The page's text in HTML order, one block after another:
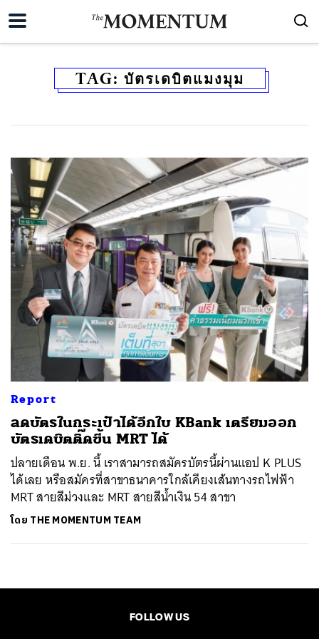
TAG: บัตรเดบิตแมงมุม
Report
ลดบัตรในกระเป๋าได้อีกใบ KBank เตรียมออก
บัตรเดบิตติ๊ดขึ้น MRT ได้
ปลายเดือน พ.ย. นี้ เราสามารถสมัครบัตรนี้ผ่านแอป K PLUS
ได้เลย หรือสมัครที่สาขาธนาคารใกล้เคียงเส้นทางรถไฟฟ้า
MRT สายสีม่วงและ MRT สายสีน้ำเงิน 54 สาขา
โดย THE MOMENTUM TEAM
FOLLOW US
ค้นหา
SHARE TWEET LINE EMAIL